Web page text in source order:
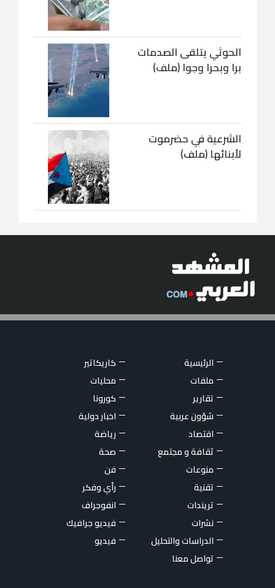
الحوثي يتلقى الصدمات
برا وبحرا وجوا (ملف)
الشرعية في حضرموت
لأبنائها (ملف)
الرئيسية
كاريكاتير
ملفات
محليات
تقارير
كورونا
شؤون عربية
اخبار دولية
اقتصاد
رياضة
ثقافة و مجتمع
صحة
منوعات
فن
تقنية
رأي وفكر
تريندات
انفوجراف
نشرات
فيديو جرافيك
الدراسات والتحليل
فيديو
تواصل معنا